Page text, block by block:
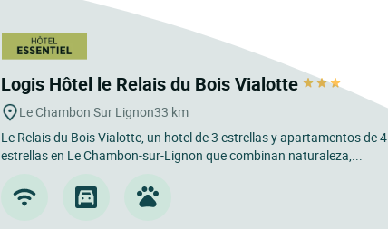
Logis Hôtel le Relais du Bois Vialotte
Le Chambon Sur Lignon33 km
Le Relais du Bois Vialotte, un hotel de 3 estrellas y apartamentos de 4
estrellas en Le Chambon-sur-Lignon que combinan naturaleza,...